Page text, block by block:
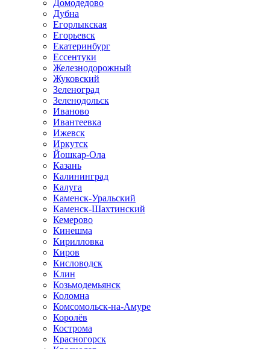
Домодедово
Дубна
Егорлыкская
Егорьевск
Екатеринбург
Ессентуки
Железнодорожный
Жуковский
Зеленоград
Зеленодольск
Иваново
Ивантеевка
Ижевск
Иркутск
Йошкар-Ола
Казань
Калининград
Калуга
Каменск-Уральский
Каменск-Шахтинский
Кемерово
Кинешма
Кирилловка
Киров
Кисловодск
Клин
Козьмодемьянск
Коломна
Комсомольск-на-Амуре
Королёв
Кострома
Красногорск